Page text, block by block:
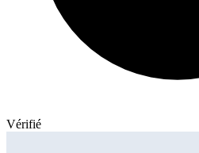
Vérifié